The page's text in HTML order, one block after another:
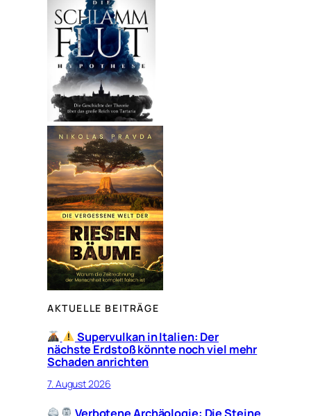
AKTUELLE BEITRÄGE
Supervulkan in Italien: Der
nächste Erdstoß könnte noch viel mehr
Schaden anrichten
7. August 2026